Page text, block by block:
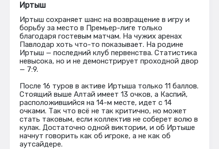
Иртыш
Иртыш сохраняет шанс на возвращение в игру и
борьбу за место в Премьер-лиге только
благодаря гостевым матчам. На чужих аренах
Павлодар хоть что-то показывает. На родине
Иртыш — последний клуб первенства. Статистика
невысока, но и не демонстрирует проходной двор
— 7:9.
После 16 туров в активе Иртыша только 11 баллов.
Стоящий выше Алтай имеет 13 очков, а Каспий,
расположившийся на 14-м месте, идет с 14
очками. Так что всё не так критично, но может
стать таковым, если коллектив не соберет волю в
кулак. Достаточно одной виктории, и об Иртыше
начнут говорить как об игроке, а не как об
аутсайдере.